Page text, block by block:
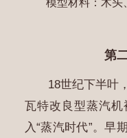
模型材料：木头
第
18世纪下半叶
瓦特改良型蒸汽
入“蒸汽时代”。早